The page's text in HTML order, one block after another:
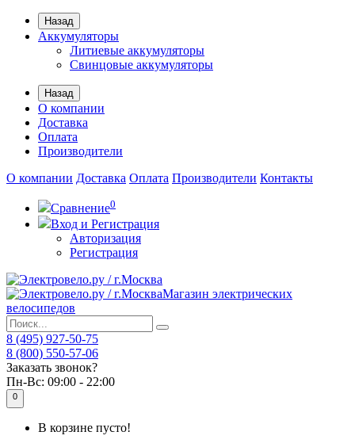
Назад
Аккумуляторы
Литиевые аккумуляторы
Свинцовые аккумуляторы
Назад
О компании
Доставка
Оплата
Производители
О компании Доставка Оплата Производители Контакты
Сравнение0
Вход и Регистрация
Авторизация
Регистрация
Магазин электрических
велосипедов
8 (495) 927-50-75
8 (800) 550-57-06
Заказать звонок?
Пн-Вс: 09:00 - 22:00
0
В корзине пусто!